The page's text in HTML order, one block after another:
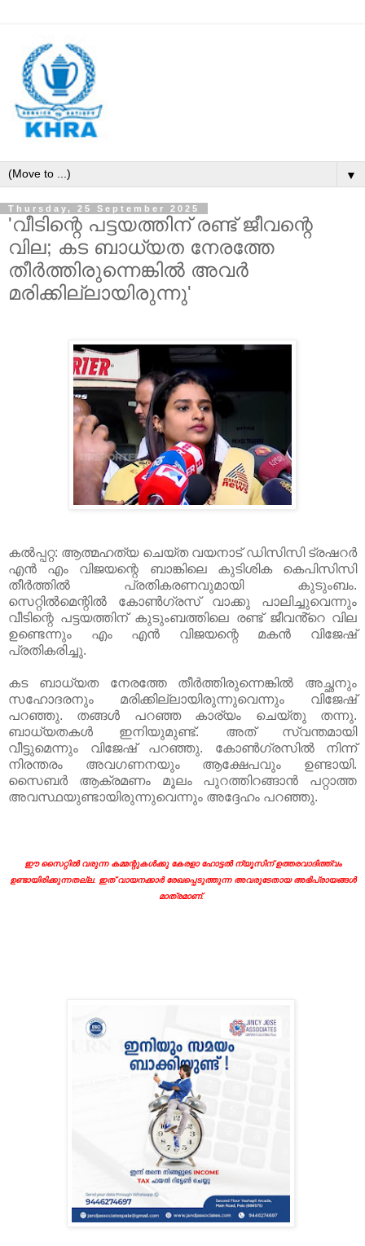
▼
Thursday, 25 September 2025
'വീടിന്റെ പട്ടയത്തിന് രണ്ട് ജീവന്റെ
വില; കട ബാധ്യത നേരത്തേ
തീര്‍ത്തിരുന്നെങ്കിൽ അവർ
മരിക്കില്ലായിരുന്നു'
കല്‍പ്പറ്റ: ആത്മഹത്യ ചെയ്ത വയനാട് ഡിസിസി ട്രഷറര്‍
എന്‍ എം വിജയന്റെ ബാങ്കിലെ കുടിശിക കെപിസിസി
തീര്‍ത്തിൽ പ്രതികരണവുമായി കുടുംബം.
സെറ്റിൽമെന്റിൽ കോൺഗ്രസ് വാക്കു പാലിച്ചുവെന്നും
വീടിന്റെ പട്ടയത്തിന് കുടുംബത്തിലെ രണ്ട് ജീവൻ്റെ വില
ഉണ്ടെന്നും എം എന്‍ വിജയന്റെ മകൻ വിജേഷ്
പ്രതികരിച്ചു.
കട ബാധ്യത നേരത്തേ തീര്‍ത്തിരുന്നെങ്കിൽ അച്ഛനും
സഹോദരനും മരിക്കില്ലായിരുന്നുവെന്നും വിജേഷ്
പറഞ്ഞു. തങ്ങൾ പറഞ്ഞ കാര്യം ചെയ്തു തന്നു.
ബാധ്യതകൾ ഇനിയുമുണ്ട്. അത് സ്വന്തമായി
വീട്ടുമെന്നും വിജേഷ് പറഞ്ഞു. കോൺഗ്രസിൽ നിന്ന്
നിരന്തരം അവഗണനയും ആക്ഷേപവും ഉണ്ടായി.
സൈബർ ആക്രമണം മൂലം പുറത്തിറങ്ങാൻ പറ്റാത്ത
അവസ്ഥയുണ്ടായിരുന്നുവെന്നും അദ്ദേഹം പറഞ്ഞു.
ഈ സൈറ്റിൽ വരുന്ന കമ്മന്റുകൾക്കു കേരളാ ഹോട്ടൽ ന്യൂസിന് ഉത്തരവാദിത്ത്വം
ഉണ്ടായിരിക്കുന്നതല്ല. ഇത് വായനക്കാർ രേഖപ്പെടുത്തുന്ന അവരുടേതായ അഭിപ്രായങ്ങൾ
മാത്രമാണ്.